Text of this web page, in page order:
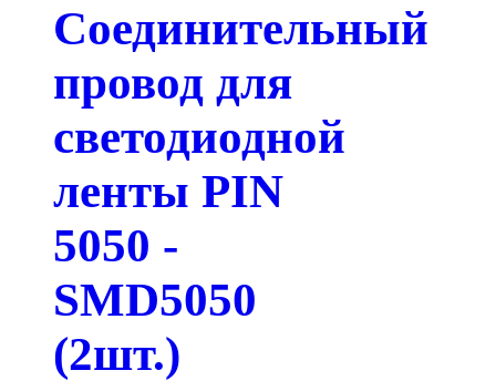
Соединительный
провод для
светодиодной
ленты PIN
5050 -
SMD5050
(2шт.)